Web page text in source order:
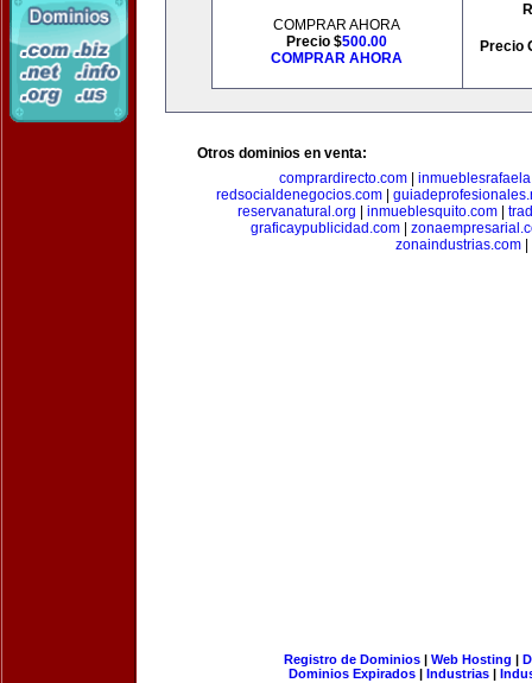
COMPRAR AHORA
Precio $500.00
COMPRAR AHORA
Precio
Otros dominios en venta:
comprardirecto.com
redsocialdenegocios.com|
reservanatural.org
inmueblesquito.com
graficaypublicidad.com
zonaindustrias.com
Registro de Dominios| Web Hosting |
Dominios Expirados | Industrias |